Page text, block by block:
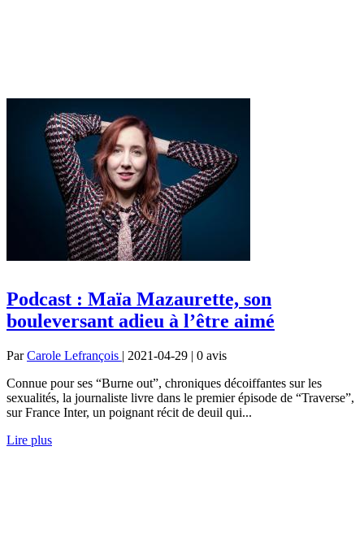
Podcast : Maïa Mazaurette, son
bouleversant adieu à l’être aimé
ParCarole Lefrançois | 2021-04-29 | 0 avis
Connue pour ses “Burne out”, chroniques décoiffantes sur les
sexualités, la journaliste livre dans le premier épisode de “Traverse”,
sur France Inter, un poignant récit de deuil qui...
Lire plus